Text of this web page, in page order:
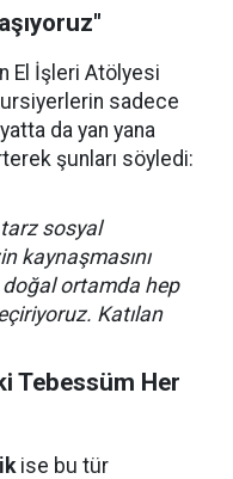
El İşleri Atölyesi
sadece
da yan yana
şunları söyledi:
tarz sosyal
kaynaşmasını
ortamda hep
Katılan
Tebessüm Her
ise bu tür